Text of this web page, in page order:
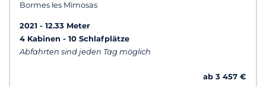
Bormes les Mimosas
2021
12.33 Meter
4 Kabinen
10 Schlafplätze
Abfahrten sind jeden Tag möglich
ab 3 457 €